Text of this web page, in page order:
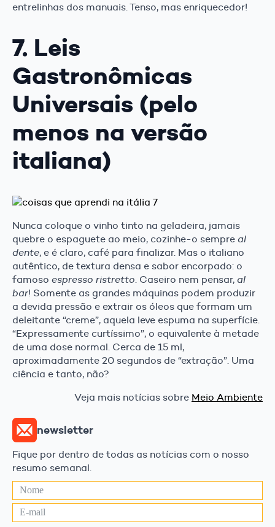
entrelinhas dos manuais. Tenso, mas enriquecedor!
7. Leis
Gastronômicas
Universais (pelo
menos na versão
italiana)
Nunca coloque o vinho tinto na geladeira, jamais
quebre o espaguete ao meio, cozinhe-o sempre al
dente, e é claro, café para finalizar. Mas o italiano
autêntico, de textura densa e sabor encorpado: o
famoso espresso ristretto . Caseiro nem pensar, al
bar! Somente as grandes máquinas podem produzir
a devida pressão e extrair os óleos que formam um
deleitante “creme”, aquela leve espuma na superfície.
“Expressamente curtíssimo”, o equivalente à metade
de uma dose normal. Cerca de 15 ml,
aproximadamente 20 segundos de “extração”. Uma
ciência e tanto, não?
Veja mais notícias sobre Meio Ambiente
newsletter
Fique por dentro de todas as notícias com o nosso
resumo semanal.